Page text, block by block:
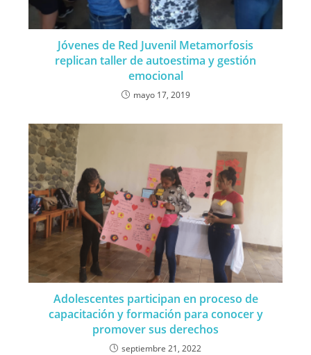
Jóvenes de Red Juvenil Metamorfosis
replican taller de autoestima y gestión
emocional
mayo 17, 2019
Adolescentes participan en proceso de
capacitación y formación para conocer y
promover sus derechos
septiembre 21, 2022